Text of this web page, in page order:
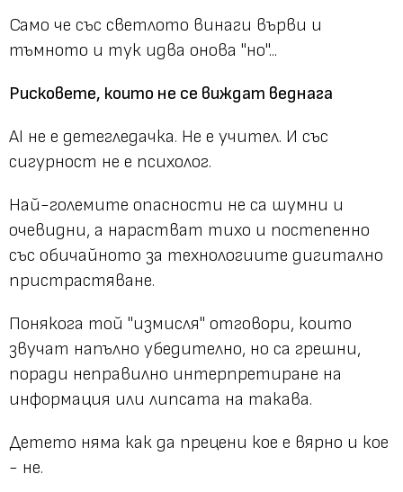
Само че със светлото винаги върви и
тъмното и тук идва онова "но"...
Рисковете, които не се виждат веднага
AI не е детегледачка. Не е учител. И със
сигурност не е психолог.
Най-големите опасности не са шумни и
очевидни, а нарастват тихо и постепенно
със обичайното за технологиите дигитално
пристрастяване.
Понякога той "измисля" отговори, които
звучат напълно убедително, но са грешни,
поради неправилно интерпретиране на
информация или липсата на такава.
Детето няма как да прецени кое е вярно и кое
- не.